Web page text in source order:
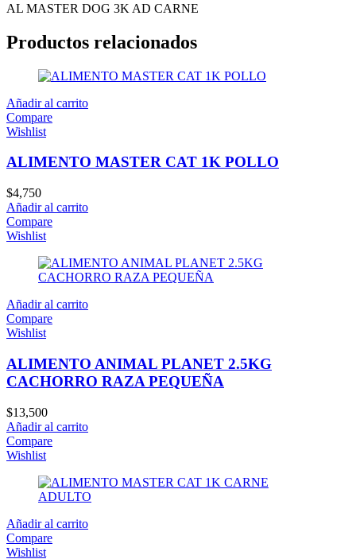
AL MASTER DOG 3K AD CARNE
Productos relacionados
Añadir al carrito
Compare
Wishlist
ALIMENTO MASTER CAT 1K POLLO
$4,750
Añadir al carrito
Compare
Wishlist
Añadir al carrito
Compare
Wishlist
ALIMENTO ANIMAL PLANET 2.5KG
CACHORRO RAZA PEQUEÑA
$13,500
Añadir al carrito
Compare
Wishlist
Añadir al carrito
Compare
Wishlist